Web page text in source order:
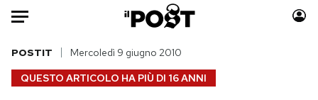
Auto
HOME
QUESTO ARTICOLO HA PIÙ DI 16 ANNI
POSTIT Mercoledì 9 giugno 2010